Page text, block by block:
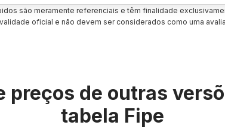
são meramente referenciais e têm finalidade
oficial e não devem ser considerados como uma
preços de outras
tabela Fipe